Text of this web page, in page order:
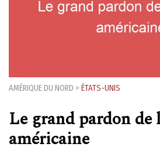
AMÉRIQUE DU NORD > ÉTATS-UNIS
Le grand pardon de
américaine